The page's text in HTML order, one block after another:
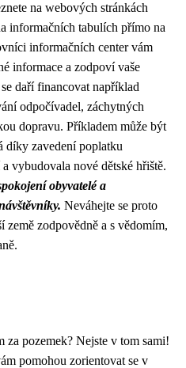
na webových stránkách
informačních tabulích přímo na
informačních center vám
informace a zodpoví vaše
daří financovat například
odpočívadel, záchytných
dopravu. Příkladem může být
díky zavedení poplatku
vybudovala nové dětské hřiště.
obyvatelé a
Neváhejte se proto
země zodpovědně a s vědomím,
za pozemek? Nejste v tom sami!
pomohou zorientovat se v